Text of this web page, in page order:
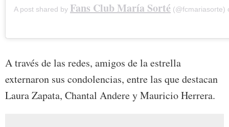
A post shared by Fans Club María Sorté (@fcmariasorte)
A través de las redes, amigos de la estrella
externaron sus condolencias, entre las que destacan
Laura Zapata, Chantal Andere y Mauricio Herrera.